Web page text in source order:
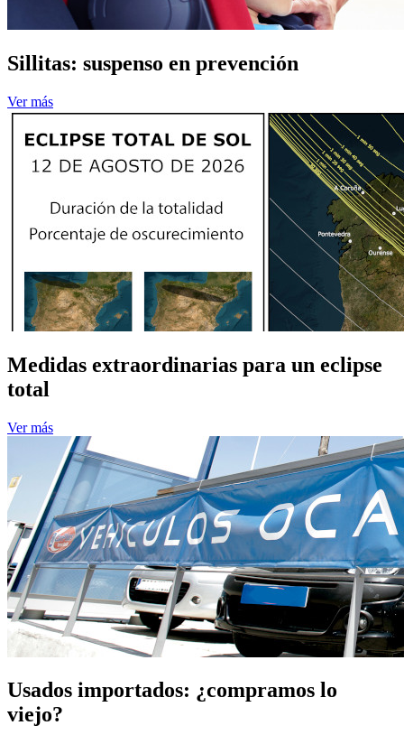
Sillitas: suspenso en prevención
Ver más
Medidas extraordinarias para un eclipse
total
Ver más
Usados importados: ¿compramos lo
viejo?